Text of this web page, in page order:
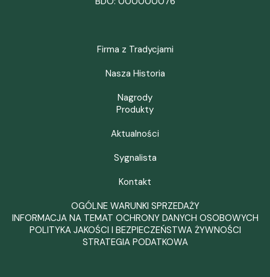
Firma z Tradycjami
Nasza Historia
Nagrody
Produkty
Aktualności
Sygnalista
Kontakt
OGÓLNE WARUNKI SPRZEDAŻY
INFORMACJA NA TEMAT OCHRONY DANYCH OSOBOWYCH
POLITYKA JAKOŚCI I BEZPIECZEŃSTWA ŻYWNOŚCI
STRATEGIA PODATKOWA